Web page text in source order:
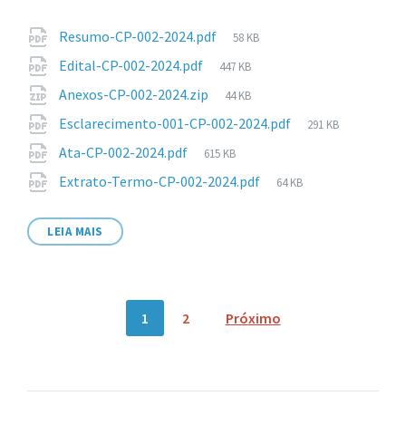
Anexos
Resumo-CP-002-2024.pdf
Tamanho
arquivo:
58 KB
Edital-CP-002-2024.pdf
Tamanho
arquivo:
447 KB
Anexos-CP-002-2024.zip
Tamanho
arquivo:
44 KB
Esclarecimento-001-CP-002-2024.pdf
Tamanho
291 KB
Ata-CP-002-2024.pdf
Tamanho
arquivo:
615 KB
Extrato-Termo-CP-002-2024.pdf
Tamanho
64 KB
LEIA MAIS
Navegação
posts
1 2 Próximo